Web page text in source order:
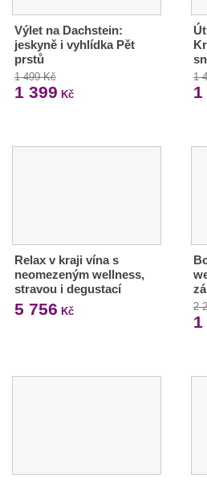
Výlet na Dachstein:
jeskyně i vyhlídka Pět
prstů
1 499 Kč
1 399 Kč
1
1
Relax v kraji vína s
neomezeným wellness,
stravou i degustací
5 756 Kč 2
1